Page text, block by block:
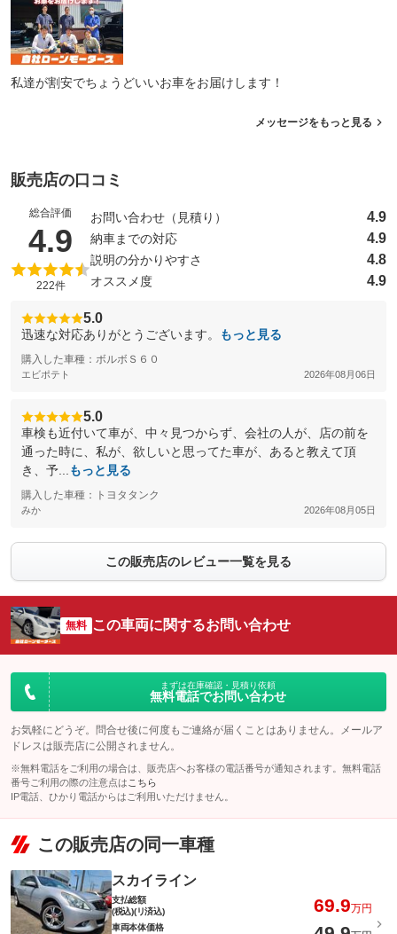
私達が割安でちょうどいいお車をお届けします！
メッセージをもっと見る
販売店の口コミ
総合評価
4.9 （5点満点中）
222件
お問い合わせ（見積り） 4.9
納車までの対応 4.9
説明の分かりやすさ 4.8
オススメ度 4.9
5.0
迅速な対応ありがとうございます。 もっと見る
購入した車種：ボルボＳ６０
エビポテト 2026年08月06日
5.0
車検も近付いて車が、中々見つからず、会社の人が、店の前を
通った時に、私が、欲しいと思ってた車が、あると教えて頂
き、予...
もっと見る
購入した車種：トヨタタンク
みか 2026年08月05日
この販売店のレビュー一覧を見る
無料 この車両に関するお問い合わせ
まずは在庫確認・見積り依頼
無料電話でお問い合わせ
お気軽にどうぞ。問合せ後に何度もご連絡が届くことはありません。メールア
ドレスは販売店に公開されません。
※無料電話をご利用の場合は、販売店へお客様の電話番号が通知されます。無料電話
番号ご利用の際の注意点は こちら
IP電話、ひかり電話からはご利用いただけません。
この販売店の同一車種
スカイライン
支払総額
(税込)(リ済込)
69.9万円
車両本体価格